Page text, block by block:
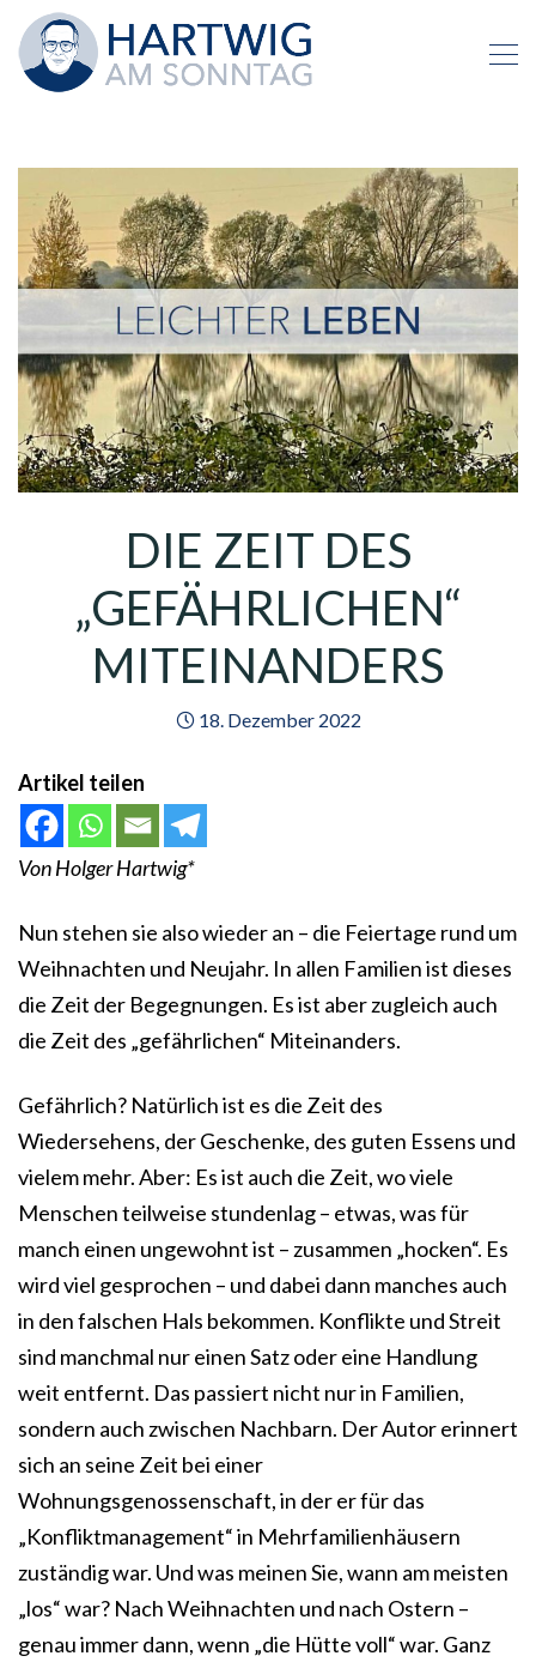
DIE ZEIT DES
„GEFÄHRLICHEN“
MITEINANDERS
18. Dezember 2022
Artikel teilen
Von Holger Hartwig*
Nun stehen sie also wieder an – die Feiertage rund um
Weihnachten und Neujahr. In allen Familien ist dieses
die Zeit der Begegnungen. Es ist aber zugleich auch
die Zeit des „gefährlichen“ Miteinanders.
Gefährlich? Natürlich ist es die Zeit des
Wiedersehens, der Geschenke, des guten Essens und
vielem mehr. Aber: Es ist auch die Zeit, wo viele
Menschen teilweise stundenlag – etwas, was für
manch einen ungewohnt ist – zusammen „hocken“. Es
wird viel gesprochen – und dabei dann manches auch
in den falschen Hals bekommen. Konflikte und Streit
sind manchmal nur einen Satz oder eine Handlung
weit entfernt. Das passiert nicht nur in Familien,
sondern auch zwischen Nachbarn. Der Autor erinnert
sich an seine Zeit bei einer
Wohnungsgenossenschaft, in der er für das
„Konfliktmanagement“ in Mehrfamilienhäusern
zuständig war. Und was meinen Sie, wann am meisten
„los“ war? Nach Weihnachten und nach Ostern –
genau immer dann, wenn „die Hütte voll“ war. Ganz